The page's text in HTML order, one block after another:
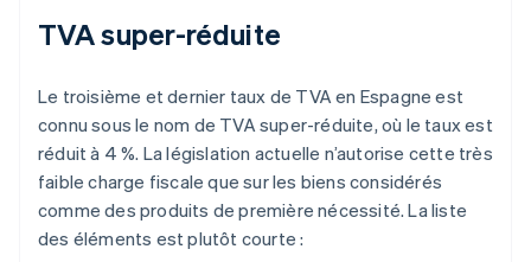
TVA super-réduite
Le troisième et dernier taux de TVA en Espagne est
connu sous le nom de TVA super-réduite, où le taux est
réduit à 4 %. La législation actuelle n’autorise cette très
faible charge fiscale que sur les biens considérés
comme des produits de première nécessité. La liste
des éléments est plutôt courte :